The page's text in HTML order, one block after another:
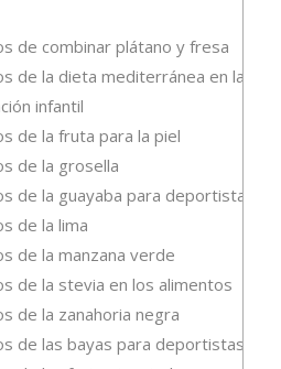
de combinar plátano y fresa
de la dieta mediterránea en la
infantil
de la fruta para la piel
de la grosella
de la guayaba para deportistas
de la lima
de la manzana verde
de la stevia en los alimentos
de la zanahoria negra
de las bayas para deportistas